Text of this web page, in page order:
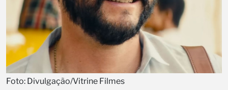
Foto: Divulgação/Vitrine Filmes